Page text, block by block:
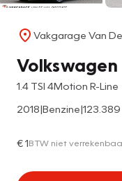
Vakgarage Van
1.4 TSI 4Motion R-Line
2018|Benzine|123.389
€ 1BTW niet